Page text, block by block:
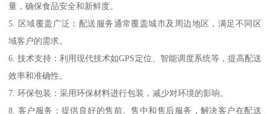
量，确保食品安全和新鲜度。
5. 区域覆盖广泛：配送服务通常覆盖城市及周边地区，满足不同区
域客户的需求。
6. 技术支持：利用现代技术如GPS定位、智能调度系统等，提高配送
效率和准确性。
7. 环保包装：采用环保材料进行包装，减少对环境的影响。
8. 客户服务：提供良好的售前、售中和售后服务，解决客户在配送